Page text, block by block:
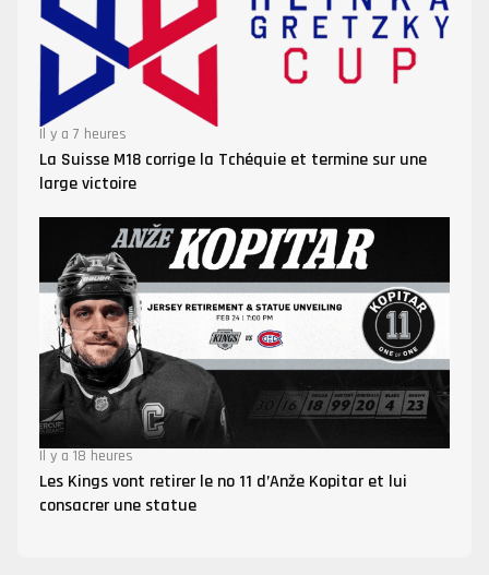
Il y a 7 heures
La Suisse M18 corrige la Tchéquie et termine sur une
large victoire
Il y a 18 heures
Les Kings vont retirer le no 11 d’Anže Kopitar et lui
consacrer une statue